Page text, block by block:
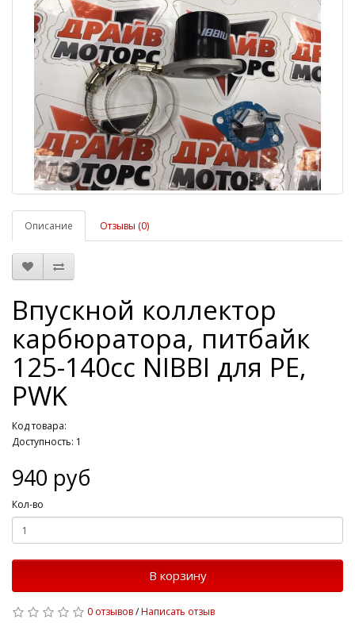
Описание Отзывы (0)
Впускной коллектор
карбюратора, питбайк
125-140сс NIBBI для PE,
PWK
Код товара:
Доступность: 1
940 руб
Кол-во
В корзину
0 отзывов/Написать отзыв